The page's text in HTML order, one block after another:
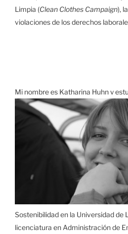
Limpia (Clean Clothes Campaign),
violaciones de los derechos
Mi nombre es Katharina Huhn y
Sostenibilidad en la Universidad de
licenciatura en Administración de